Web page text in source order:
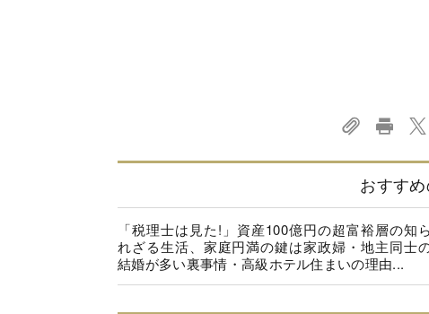
おすす
「税理士は見た!」資産100億円の超富裕層の知ら
れざる生活、家庭円満の鍵は家政婦・地主同士
結婚が多い裏事情・高級ホテル住まいの理由...